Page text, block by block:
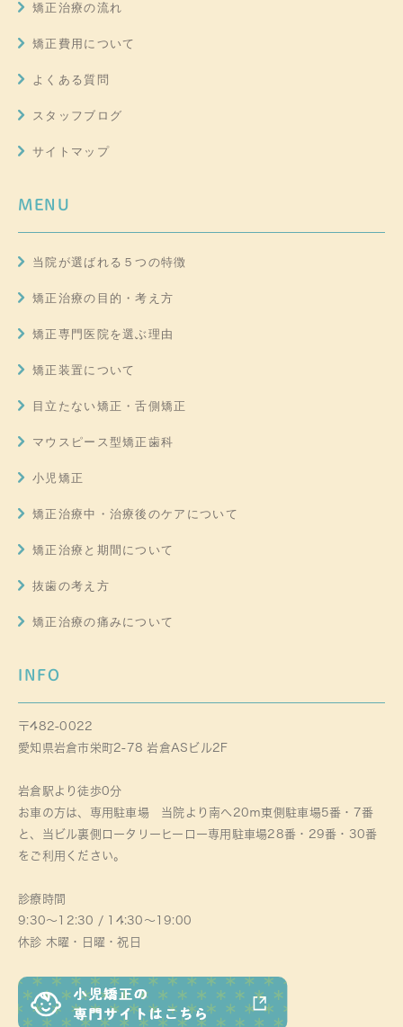
矯正治療の流れ
矯正費用について
よくある質問
スタッフブログ
サイトマップ
MENU
当院が選ばれる５つの特徴
矯正治療の目的・考え方
矯正専門医院を選ぶ理由
矯正装置について
目立たない矯正・舌側矯正
マウスピース型矯正歯科
小児矯正
矯正治療中・治療後のケアについて
矯正治療と期間について
抜歯の考え方
矯正治療の痛みについて
INFO
〒482-0022
愛知県岩倉市栄町2-78 岩倉ASビル2F
岩倉駅より徒歩0分
お車の方は、専用駐車場 当院より南へ20ｍ東側駐車場5番・7番
と、当ビル裏側ロータリーヒーロー専用駐車場28番・29番・30番
をご利用ください。
診療時間
9:30～12:30 / 14:30～19:00
休診 木曜・日曜・祝日